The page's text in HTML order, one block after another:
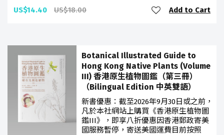
US$14.40 US$18.00 Add to Cart
Botanical Illustrated Guide to
Hong Kong Native Plants (Volume
III) 香港原生植物圖鑑（第三冊）
（Bilingual Edition 中英雙語）
新書優惠：截至2026年9月30日或之前，
凡於本社網站上購買《香港原生植物圖
鑑III》，即享八折優惠因香港郵政寄美
國服務暫停，寄送美國運費目前按照